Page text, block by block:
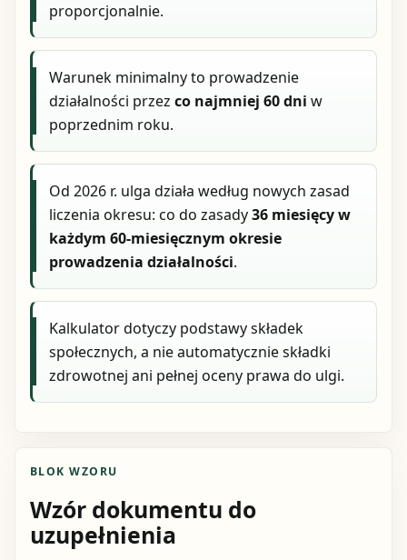
proporcjonalnie.
Warunek minimalny to prowadzenie
działalności przezco najmniej 60 dni w
poprzednim roku.
Od 2026 r. ulga działa według nowych zasad
liczenia okresu: co do zasady36 miesięcy w
każdym 60-miesięcznym okresie
prowadzenia działalności.
Kalkulator dotyczy podstawy składek
społecznych, a nie automatycznie składki
zdrowotnej ani pełnej oceny prawa do ulgi.
BLOK WZORU
Wzór dokumentu do
uzupełnienia